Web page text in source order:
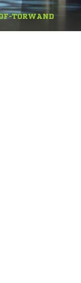
TORWAND